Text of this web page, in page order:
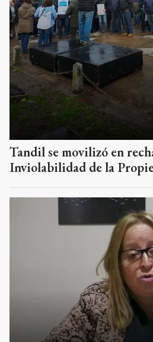
Tandil se movilizó en
Inviolabilidad de la